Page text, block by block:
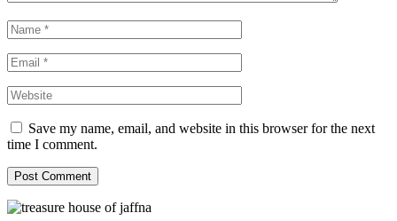
Save my name, email, and website in this browser for the next
time I comment.